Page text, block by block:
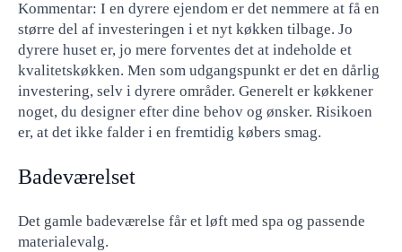
Kommentar: I en dyrere ejendom er det nemmere at få en
større del af investeringen i et nyt køkken tilbage. Jo
dyrere huset er, jo mere forventes det at indeholde et
kvalitetskøkken. Men som udgangspunkt er det en dårlig
investering, selv i dyrere områder. Generelt er køkkener
noget, du designer efter dine behov og ønsker. Risikoen
er, at det ikke falder i en fremtidig købers smag.
Badeværelset
Det gamle badeværelse får et løft med spa og passende
materialevalg.